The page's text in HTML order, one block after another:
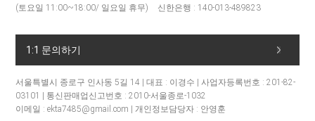
(토요일 11:00~18:00/ 일요일 휴무)
신한은행 : 140-013-489823
1:1 문의하기
서울특별시 종로구 인사동 5길 14 | 대표 : 이경수 | 사업자등록번호 : 201-82-
03101 | 통신판매업신고번호 : 2010-서울종로-1032
이메일 : ekta7485@gmail.com | 개인정보담당자 : 안영훈